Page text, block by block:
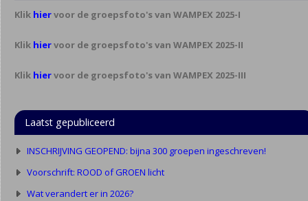
Klik hiervoor de groepsfoto's van WAMPEX 2025-I
Klik hiervoor de groepsfoto's van WAMPEX 2025-II
Klik hiervoor de groepsfoto's van WAMPEX 2025-III
Laatst gepubliceerd
INSCHRIJVING GEOPEND: bijna 300 groepen ingeschreven!
Voorschrift: ROOD of GROEN licht
Wat verandert er in 2026?